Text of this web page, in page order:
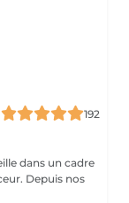
192
dans un cadre
Depuis nos